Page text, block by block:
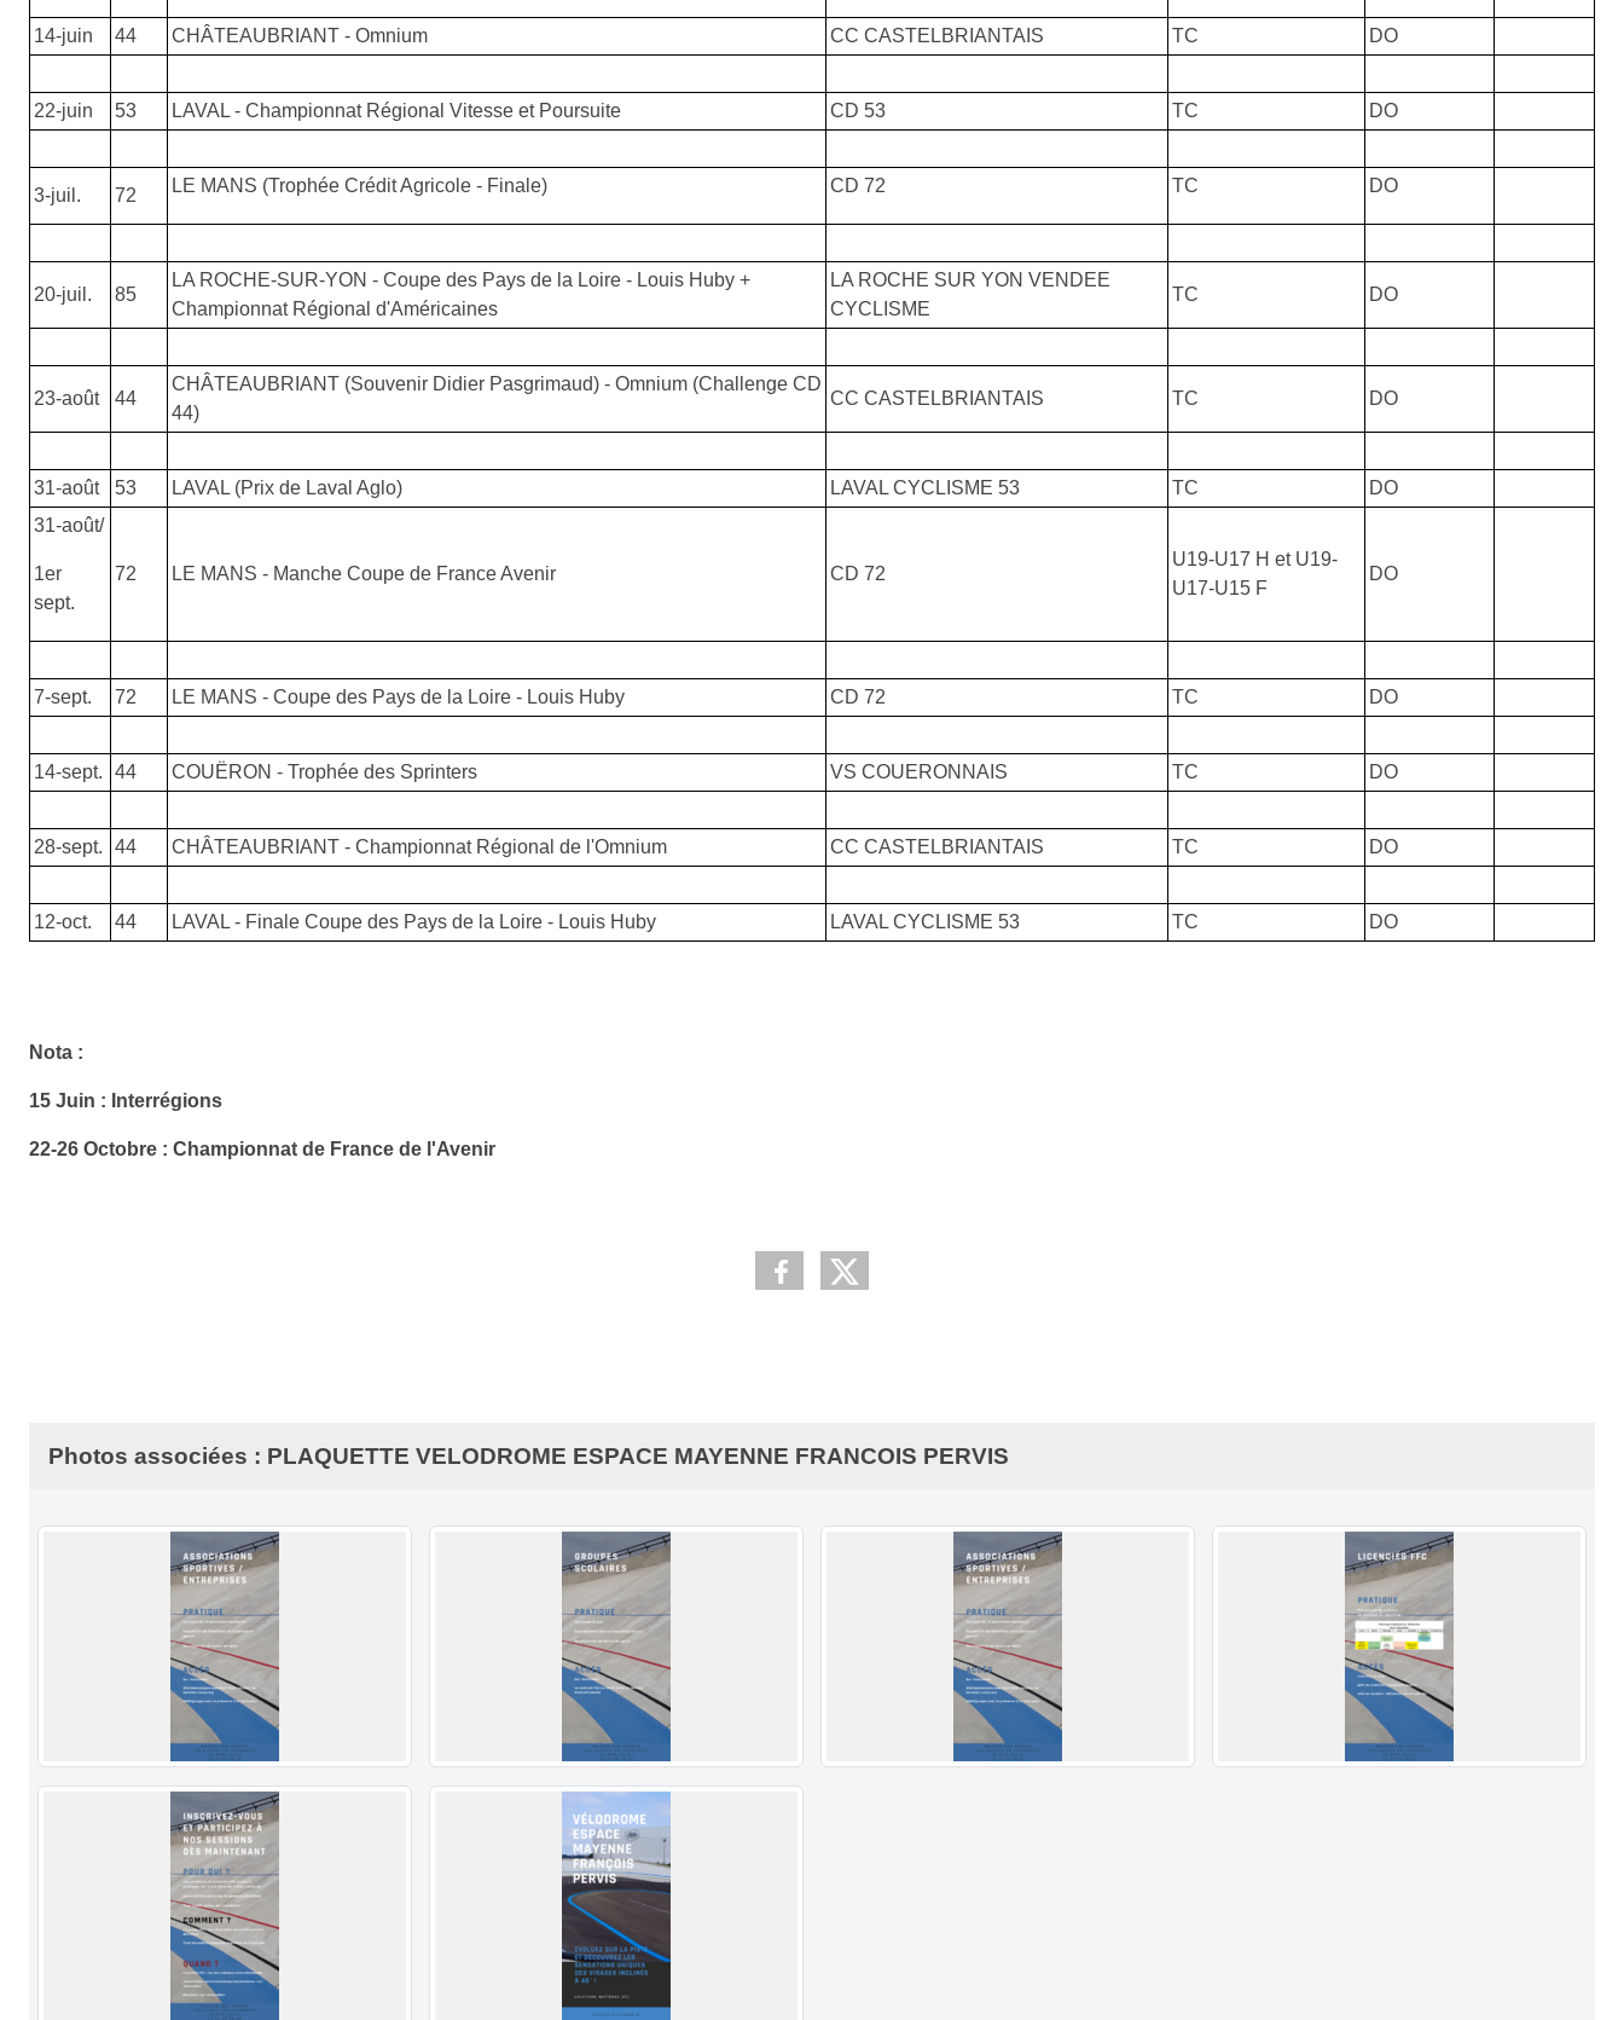
14-juin 44 CHÂTEAUBRIANT - Omnium CC CASTELBRIANTAIS TC DO
22-juin 53 LAVAL - Championnat Régional Vitesse et Poursuite CD 53 TC DO
3-juil. 72 LE MANS (Trophée Crédit Agricole - Finale) CD 72 TC DO
20-juil. 85
LA ROCHE-SUR-YON - Coupe des Pays de la Loire - Louis Huby +
Championnat Régional d'Américaines
LA ROCHE SUR YON VENDEE
CYCLISME
TC DO
23-août 44
CHÂTEAUBRIANT (Souvenir Didier Pasgrimaud) - Omnium (Challenge CD
44)
CC CASTELBRIANTAIS TC DO
31-août 53 LAVAL (Prix de Laval Aglo) LAVAL CYCLISME 53 TC
DO
31-août/
1er
sept.
72 LE MANS - Manche Coupe de France Avenir CD 72
U19-U17 H et U19-
U17-U15 F
DO
7-sept. 72 LE MANS - Coupe des Pays de la Loire - Louis Huby CD 72 TC DO
14-sept. 44 COUËRON - Trophée des Sprinters VS COUERONNAIS TC DO
28-sept. 44 CHÂTEAUBRIANT - Championnat Régional de l'Omnium CC CASTELBRIANTAIS TC DO
12-oct. 44 LAVAL - Finale Coupe des Pays de la Loire - Louis Huby LAVAL CYCLISME 53 TC DO
Nota :
15 Juin : Interrégions
22-26 Octobre : Championnat de France de l'Avenir
Photos associées : PLAQUETTE VELODROME ESPACE MAYENNE FRANCOIS PERVIS